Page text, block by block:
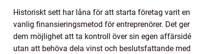
Historiskt sett har låna för att starta företag varit en
vanlig finansieringsmetod för entreprenörer. Det ger
dem möjlighet att ta kontroll över sin egen affärsidé
utan att behöva dela vinst och beslutsfattande med